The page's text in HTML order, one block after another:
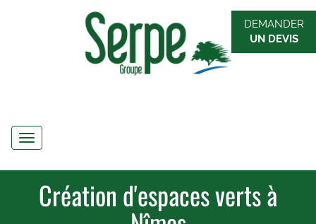
DEMANDER
UN DEVIS
Navigation
Création d'espaces verts à